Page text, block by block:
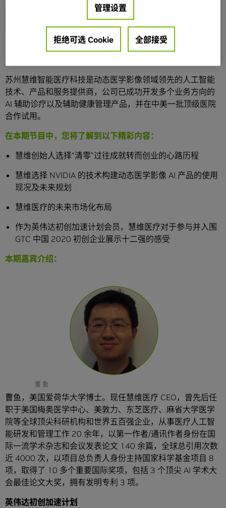
如今，AI 已经成为医疗健康行业的有效辅助和有力支撑。全
球抗疫的背景下，AI 落地医疗行业的进程进一步提速，与产
业的结合日趋紧密。本期节目将对话动态医学影像领域领先
苏州慧维智能医疗科技是动态医学影像领域领先的人工智能
技术、产品和服务提供商，公司已成功开发多个业务方向的
AI 辅助诊疗以及辅助健康管理产品，并在中美一批顶级医院
合作试用。
在本期节目中，您将了解到以下精彩内容：
慧维创始人选择“清零”过往成就转而创业的心路历程
慧维选择 NVIDIA 的技术构建动态医学影像 AI 产品的使用
现况及未来规划
慧维医疗的未来市场化布局
作为英伟达初创加速计划会员，慧维医疗对于参与并入围
GTC 中国 2020 初创企业展示十二强的感受
本期嘉宾介绍：
曹 鱼
曹鱼，美国爱荷华大学博士。现任慧维医疗 CEO，曾先后任
职于美国梅奥医学中心、美敦力、东芝医疗、麻省大学医学
院等全球顶尖科研机构和世界五百强企业，从事医疗人工智
能研发和管理工作 20 余年，以第一作者/通讯作者身份在国
际一流学术杂志和会议发表论文 140 余篇，全球总引用次数
近 4000 次，以项目总负责人身份主持国家科学基金项目 8
项，取得了 10 多个重要国际奖项，包括 3 个顶尖 AI 学术大
会最佳论文大奖，拥有发明专利 3 项。
英伟达初创加速计划
管理设置
拒绝可选 Cookie 全部接受